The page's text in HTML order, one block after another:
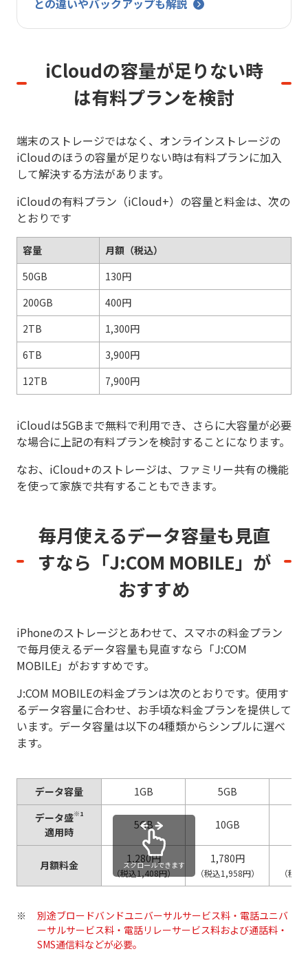
iCloudの容量が足りない時
は有料プランを検討
端末のストレージではなく、オンラインストレージの
iCloudのほうの容量が足りない時は有料プランに加入
して解決する方法があります。
iCloudの有料プラン（iCloud+）の容量と料金は、次の
とおりです
容量
月額（税込）
50GB
130円
200GB
400円
2TB
1,300円
6TB
3,900円
12TB
7,900円
iCloudは5GBまで無料で利用でき、さらに大容量が必要
な場合に上記の有料プランを検討することになります。
なお、iCloud+のストレージは、ファミリー共有の機能
を使って家族で共有することもできます。
毎月使えるデータ容量も見直
すなら 「J:COM MOBILE」が
おすすめ
iPhoneのストレージとあわせて、スマホの料金プラン
で毎月使えるデータ容量も見直すなら「J:COM
MOBILE」がおすすめです。
J:COM MOBILEの料金プランは次のとおりです。使用す
るデータ容量に合わせ、お手頃な料金プランを提供して
います。データ容量は以下の4種類からシンプルに選べ
ます。
データ容量 1GB 5GB
データ盛※1
適用時
5GB 10GB
月額料金 1,280円
（税込1,408円）
1,780円
（税込1,958円） （税
スクロールできます
別途ブロードバンドユニバーサルサービス料・電話ユニバ
ーサルサービス料・電話リレーサービス料および通話料・
SMS通信料などが必要。